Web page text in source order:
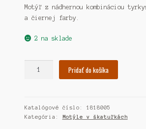
Motýľ z nádhernou kombináciou
a čiernej farby.
2 na sklade
Pridať do košíka
Katalógové číslo:1818005
Kategória: Motýle v škatuľkách